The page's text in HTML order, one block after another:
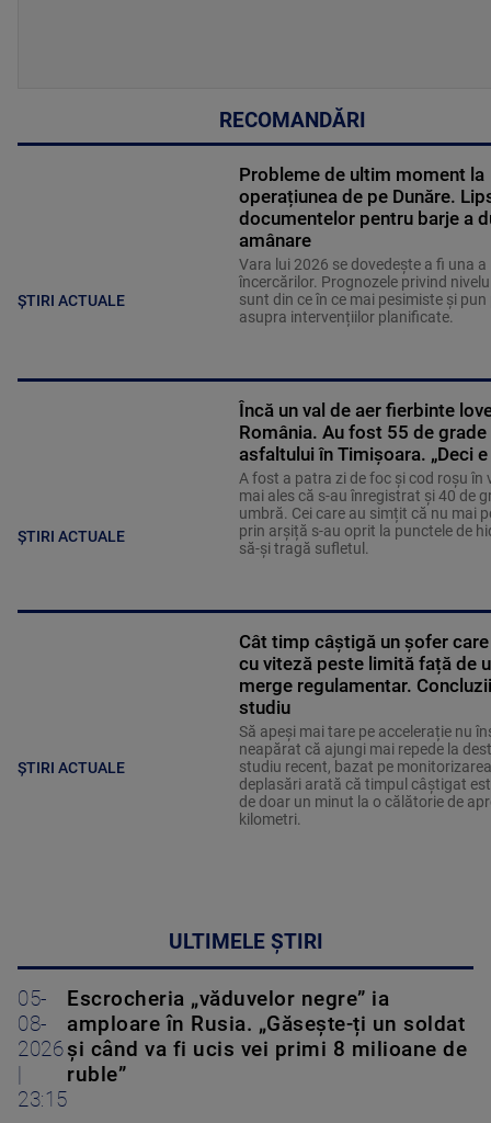
RECOMANDĂRI
ȘTIRI ACTUALE
Probleme de ultim moment la
operațiunea de pe Dunăre.
documentelor pentru barje a
amânare
Vara lui 2026 se dovedește a fi una a
încercărilor. Prognozele privind
sunt din ce în ce mai pesimiste și pun
asupra intervențiilor planificate.
ȘTIRI ACTUALE
Încă un val de aer fierbinte
România. Au fost 55 de grade
asfaltului în Timișoara. „Deci
A fost a patra zi de foc și cod roșu în
mai ales că s-au înregistrat și 40 de
umbră. Cei care au simțit că nu mai
prin arșiță s-au oprit la punctele de
să-și tragă sufletul.
ȘTIRI ACTUALE
Cât timp câștigă un șofer
cu viteză peste limită față de
merge regulamentar.
studiu
Să apeși mai tare pe accelerație nu
neapărat că ajungi mai repede la
studiu recent, bazat pe
deplasări arată că timpul câștigat
de doar un minut la o călătorie de
kilometri.
ULTIMELE ȘTIRI
05-
08-
2026
23:15
Escrocheria „văduvelor negre” ia
amploare în Rusia. „Găsește-ți un soldat
și când va fi ucis vei primi 8 milioane de
ruble”